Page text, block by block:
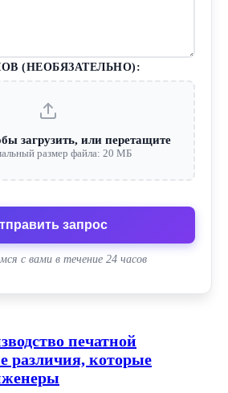
(НЕОБЯЗАТЕЛЬНО):
загрузить, или перетащите
размер файла: 20 МБ
запрос
с вами в течение 24 часов
печатной
различия, которые